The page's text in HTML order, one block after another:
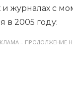
и журналах с
в 2005 году:
– ПРОДОЛЖЕНИЕ